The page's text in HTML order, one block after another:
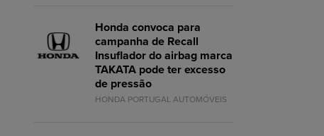
Honda convoca para
campanha de Recall
Insuflador do airbag marca
TAKATA pode ter excesso
de pressão
HONDA PORTUGAL AUTOMÓVEIS